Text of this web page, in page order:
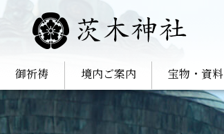
御祈祷 境内ご案内 宝物・資料